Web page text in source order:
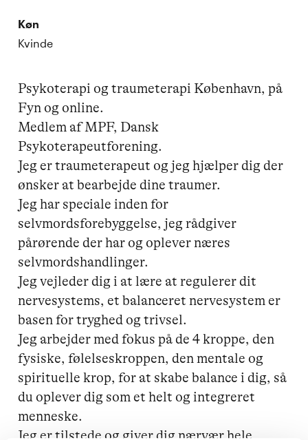
Køn
Kvinde
Psykoterapi og traumeterapi København, på
Fyn og online.
Medlem af MPF, Dansk
Psykoterapeutforening.
Jeg er traumeterapeut og jeg hjælper dig der
ønsker at bearbejde dine traumer.
Jeg har speciale inden for
selvmordsforebyggelse, jeg rådgiver
pårørende der har og oplever næres
selvmordshandlinger.
Jeg vejleder dig i at lære at regulerer dit
nervesystems, et balanceret nervesystem er
basen for tryghed og trivsel.
Jeg arbejder med fokus på de 4 kroppe, den
fysiske, følelseskroppen, den mentale og
spirituelle krop, for at skabe balance i dig, så
du oplever dig som et helt og integreret
menneske.
Jeg er tilstede og giver dig nærvær hele